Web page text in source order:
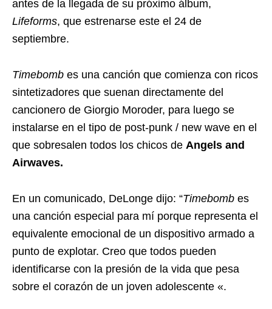
antes de la llegada de su próximo álbum,
Lifeforms, que estrenarse este el 24 de
septiembre.
Timebomb es una canción que comienza con ricos
sintetizadores que suenan directamente del
cancionero de Giorgio Moroder, para luego se
instalarse en el tipo de post-punk / new wave en el
que sobresalen todos los chicos de Angels and
Airwaves.
En un comunicado, DeLonge dijo: “Timebomb es
una canción especial para mí porque representa el
equivalente emocional de un dispositivo armado a
punto de explotar. Creo que todos pueden
identificarse con la presión de la vida que pesa
sobre el corazón de un joven adolescente «.